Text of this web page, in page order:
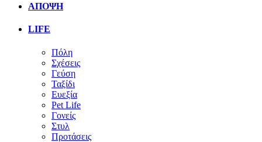
ΑΠΟΨΗ
LIFE
Πόλη
Σχέσεις
Γεύση
Ταξίδι
Ευεξία
Pet Life
Γονείς
Στυλ
Προτάσεις